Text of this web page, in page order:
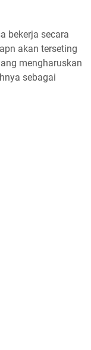
bekerja secara
akan terseting
mengharuskan
sebagai